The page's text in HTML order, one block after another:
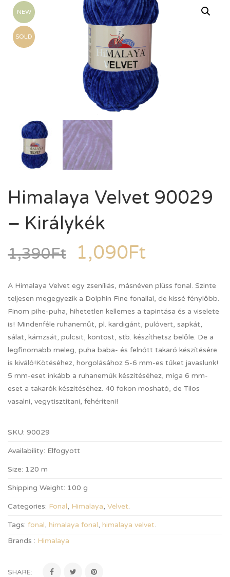
NEW
SOLD
Himalaya Velvet 90029
– Királykék
1,390Ft 1,090Ft
A Himalaya Velvet egy zseníliás, másnéven plüss fonal. Szinte
teljesen megegyezik a Dolphin Fine fonallal, de kissé fénylőbb.
Finom pihe-puha, hihetetlen kellemes a tapintása és a viselete
is! Mindenféle ruhaneműt, pl. kardigánt, pulóvert, sapkát,
sálat, kámzsát, pulcsit, köntöst, stb. készíthetsz belőle. De a
legfinomabb meleg, puha baba- és felnőtt takaró készítésére
is kiváló!Kötéséhez, horgolásához 5-6 mm-es tűket javaslunk!
5 mm-eset inkább a ruhaneműk készítéséhez, míga 6 mm-
eset a takarók készítéséhez. 40 fokon mosható, de Tilos
vasalni, vegytisztítani, fehéríteni!
SKU: 90029
Availability: Elfogyott
Size: 120 m
Shipping Weight: 100 g
Categories: Fonal, Himalaya, Velvet.
Tags: fonal, himalaya fonal, himalaya velvet.
Brands : Himalaya
SHARE: